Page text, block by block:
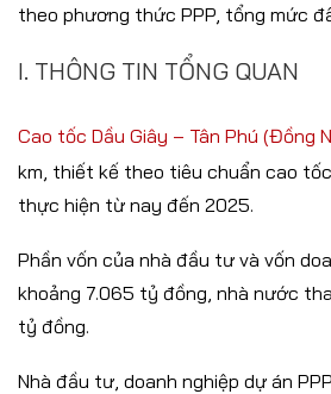
theo phương thức PPP, tổng mức
I. THÔNG TIN TỔNG QUAN
Cao tốc Dầu Giây – Tân Phú (Đồng
km, thiết kế theo tiêu chuẩn cao
thực hiện từ nay đến 2025.
Phần vốn của nhà đầu tư và vốn
khoảng 7.065 tỷ đồng, nhà nước
tỷ đồng.
Nhà đầu tư, doanh nghiệp dự án